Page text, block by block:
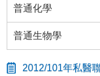
普通化學
普通生物學
2012/101年私醫